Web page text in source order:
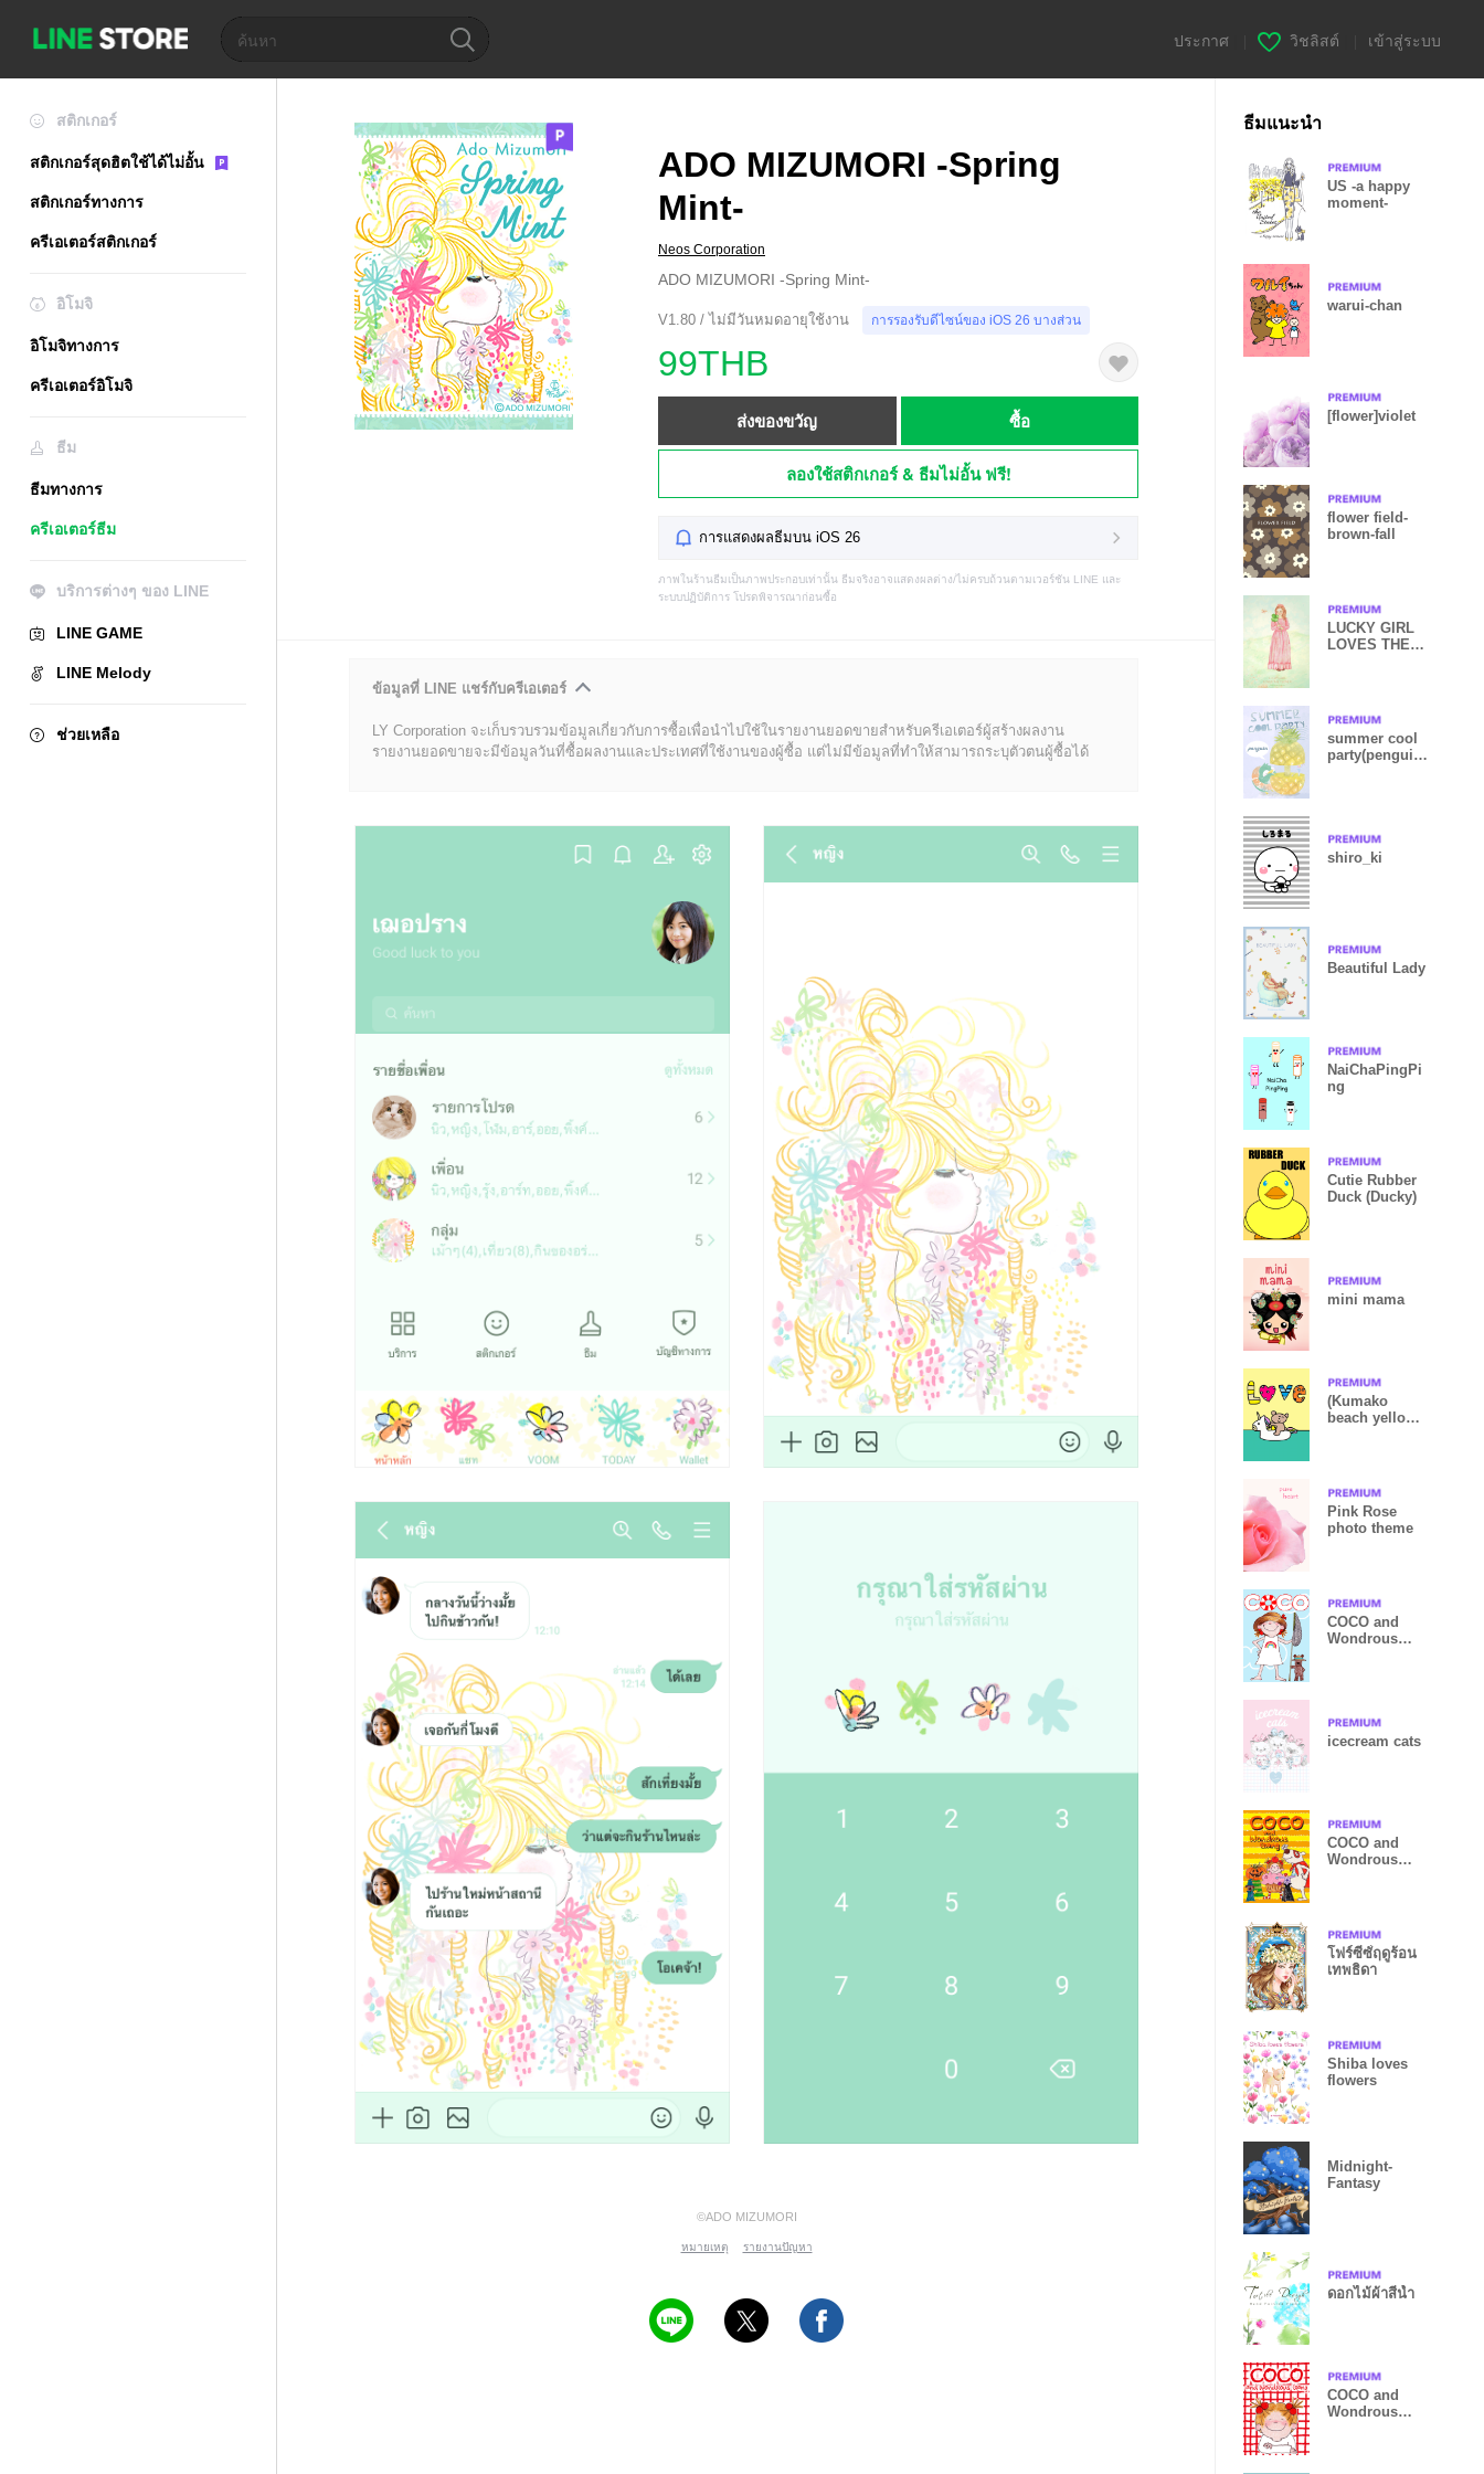
ประกาศ วิชลิสต์ เข้าสู่ระบบ
สติกเกอร์
สติกเกอร์สุดฮิตใช้ได้ไม่อั้น
สติกเกอร์ทางการ
ครีเอเตอร์สติกเกอร์
อิโมจิ
อิโมจิทางการ
ครีเอเตอร์อิโมจิ
ธีม
ธีมทางการ
ครีเอเตอร์ธีม
บริการต่างๆ ของ LINE
LINE GAME
LINE Melody
ช่วยเหลือ
ADO MIZUMORI -Spring
Mint-
Neos Corporation
ADO MIZUMORI -Spring Mint-
V1.80 / ไม่มีวันหมดอายุใช้งาน การรองรับดีไซน์ของ iOS 26 บางส่วน
99THB
ส่งของขวัญ ซื้อ
ลองใช้สติกเกอร์ & ธีมไม่อั้น ฟรี!
การแสดงผลธีมบน iOS 26
ภาพในร้านธีมเป็นภาพประกอบเท่านั้น ธีมจริงอาจแสดงผลต่าง/ไม่ครบถ้วนตามเวอร์ชัน LINE และ
ระบบปฏิบัติการ โปรดพิจารณาก่อนซื้อ
ข้อมูลที่ LINE แชร์กับครีเอเตอร์
LY Corporation จะเก็บรวบรวมข้อมูลเกี่ยวกับการซื้อเพื่อนำไปใช้ในรายงานยอดขายสำหรับครีเอเตอร์ผู้สร้างผลงาน
รายงานยอดขายจะมีข้อมูลวันที่ซื้อผลงานและประเทศที่ใช้งานของผู้ซื้อ แต่ไม่มีข้อมูลที่ทำให้สามารถระบุตัวตนผู้ซื้อได้
©ADO MIZUMORI
หมายเหตุ รายงานปัญหา
ธีมแนะนำ
US -a happy
moment-
warui-chan
[flower]violet
flower field-
brown-fall
LUCKY GIRL
LOVES THE
summer cool
party(penguin
shiro_ki
Beautiful Lady
NaiChaPingPi
ng
Cutie Rubber
Duck (Ducky)
mini mama
(Kumako
beach yellow
Pink Rose
photo theme
COCO and
Wondrous
icecream cats
COCO and
Wondrous
โฟร์ซีซั่ฤดูร้อน
เทพธิดา
Shiba loves
flowers
Midnight-
Fantasy
ดอกไม้ผ้าสีน้ำ
COCO and
Wondrous